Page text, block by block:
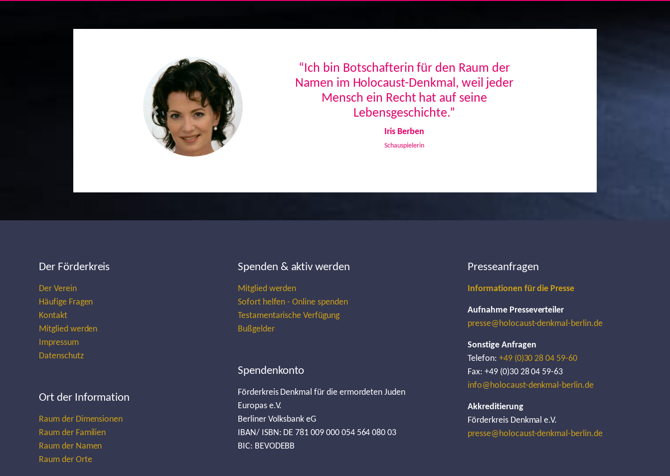
“Ich bin Botschafterin für den Raum der
Namen im Holocaust-Denkmal, weil jeder
Mensch ein Recht hat auf seine
Lebensgeschichte.”
Iris Berben
Schauspielerin
Previous
Der Förderkreis
Der Verein
Häufige Fragen
Kontakt
Mitglied werden
Impressum
Datenschutz
Ort der Information
Raum der Dimensionen
Raum der Familien
Raum der Namen
Raum der Orte
Spenden & aktiv werden
Mitglied werden
Sofort helfen - Online spenden
Testamentarische Verfügung
Bußgelder
Spendenkonto
Förderkreis Denkmal für die ermordeten Juden
Europas e.V.
Berliner Volksbank eG
IBAN/ ISBN: DE 781 009 000 054 564 080 03
BIC: BEVODEBB
Presseanfragen
Informationen für die Presse
Aufnahme Presseverteiler
presse@holocaust-denkmal-berlin.de
Sonstige Anfragen
Telefon: +49 (0)30 28 04 59-60
Fax: +49 (0)30 28 04 59-63
info@holocaust-denkmal-berlin.de
Akkreditierung
Förderkreis Denkmal e.V.
presse@holocaust-denkmal-berlin.de